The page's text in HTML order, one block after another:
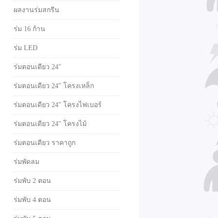
ผลงานร่มสกรีน
ร่ม 16 ก้าน
ร่ม LED
ร่มตอนเดียว 24"
ร่มตอนเดียว 24" โครงเหล็ก
ร่มตอนเดียว 24" โครงไฟเบอร์
ร่มตอนเดียว 24" โครงไม้
ร่มตอนเดียว ราคาถูก
ร่มพัดลม
ร่มพับ 2 ตอน
ร่มพับ 4 ตอน